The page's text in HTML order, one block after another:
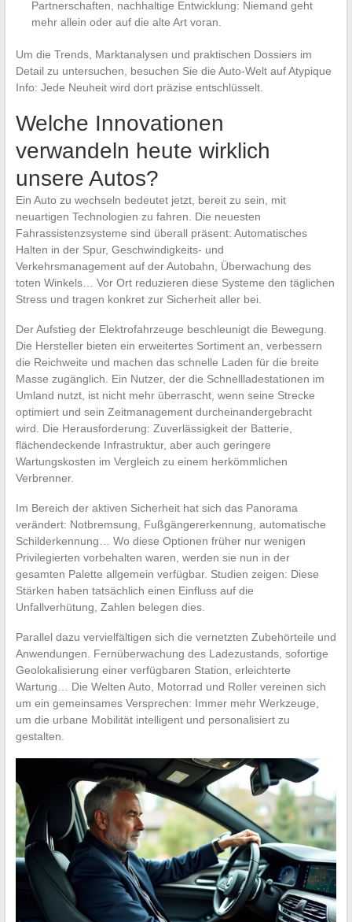
Partnerschaften, nachhaltige Entwicklung: Niemand geht
mehr allein oder auf die alte Art voran.
Um die Trends, Marktanalysen und praktischen Dossiers im
Detail zu untersuchen, besuchen Sie die Auto-Welt auf Atypique
Info: Jede Neuheit wird dort präzise entschlüsselt.
Welche Innovationen
verwandeln heute wirklich
unsere Autos?
Ein Auto zu wechseln bedeutet jetzt, bereit zu sein, mit
neuartigen Technologien zu fahren. Die neuesten
Fahrassistenzsysteme sind überall präsent: Automatisches
Halten in der Spur, Geschwindigkeits- und
Verkehrsmanagement auf der Autobahn, Überwachung des
toten Winkels… Vor Ort reduzieren diese Systeme den täglichen
Stress und tragen konkret zur Sicherheit aller bei.
Der Aufstieg der Elektrofahrzeuge beschleunigt die Bewegung.
Die Hersteller bieten ein erweitertes Sortiment an, verbessern
die Reichweite und machen das schnelle Laden für die breite
Masse zugänglich. Ein Nutzer, der die Schnellladestationen im
Umland nutzt, ist nicht mehr überrascht, wenn seine Strecke
optimiert und sein Zeitmanagement durcheinandergebracht
wird. Die Herausforderung: Zuverlässigkeit der Batterie,
flächendeckende Infrastruktur, aber auch geringere
Wartungskosten im Vergleich zu einem herkömmlichen
Verbrenner.
Im Bereich der aktiven Sicherheit hat sich das Panorama
verändert: Notbremsung, Fußgängererkennung, automatische
Schilderkennung… Wo diese Optionen früher nur wenigen
Privilegierten vorbehalten waren, werden sie nun in der
gesamten Palette allgemein verfügbar. Studien zeigen: Diese
Stärken haben tatsächlich einen Einfluss auf die
Unfallverhütung, Zahlen belegen dies.
Parallel dazu vervielfältigen sich die vernetzten Zubehörteile und
Anwendungen. Fernüberwachung des Ladezustands, sofortige
Geolokalisierung einer verfügbaren Station, erleichterte
Wartung… Die Welten Auto, Motorrad und Roller vereinen sich
um ein gemeinsames Versprechen: Immer mehr Werkzeuge,
um die urbane Mobilität intelligent und personalisiert zu
gestalten.